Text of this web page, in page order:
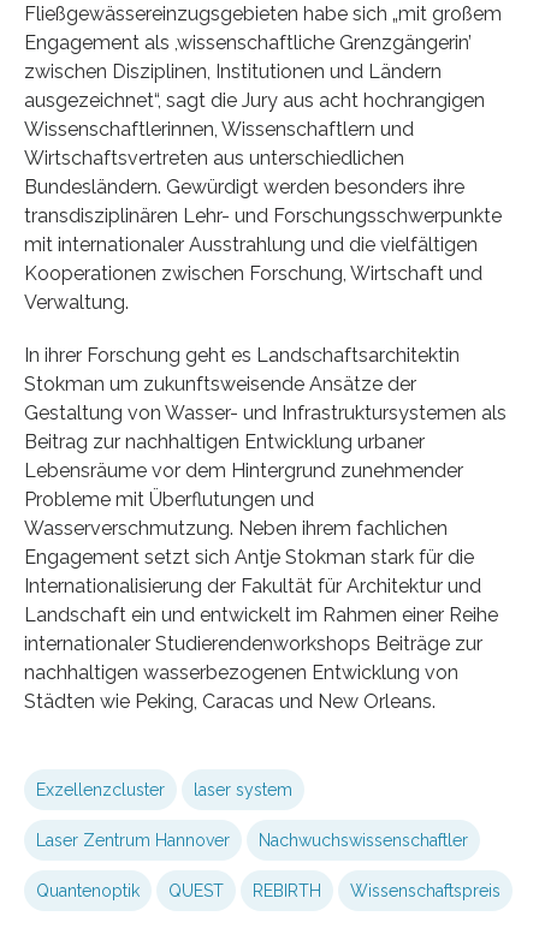
Fließgewässereinzugsgebieten habe sich „mit großem
Engagement als ,wissenschaftliche Grenzgängerin’
zwischen Disziplinen, Institutionen und Ländern
ausgezeichnet“, sagt die Jury aus acht hochrangigen
Wissenschaftlerinnen, Wissenschaftlern und
Wirtschaftsvertreten aus unterschiedlichen
Bundesländern. Gewürdigt werden besonders ihre
transdisziplinären Lehr- und Forschungsschwerpunkte
mit internationaler Ausstrahlung und die vielfältigen
Kooperationen zwischen Forschung, Wirtschaft und
Verwaltung.
In ihrer Forschung geht es Landschaftsarchitektin
Stokman um zukunftsweisende Ansätze der
Gestaltung von Wasser- und Infrastruktursystemen als
Beitrag zur nachhaltigen Entwicklung urbaner
Lebensräume vor dem Hintergrund zunehmender
Probleme mit Überflutungen und
Wasserverschmutzung. Neben ihrem fachlichen
Engagement setzt sich Antje Stokman stark für die
Internationalisierung der Fakultät für Architektur und
Landschaft ein und entwickelt im Rahmen einer Reihe
internationaler Studierendenworkshops Beiträge zur
nachhaltigen wasserbezogenen Entwicklung von
Städten wie Peking, Caracas und New Orleans.
Exzellenzcluster laser system
Laser Zentrum Hannover Nachwuchswissenschaftler
Quantenoptik QUEST REBIRTH Wissenschaftspreis